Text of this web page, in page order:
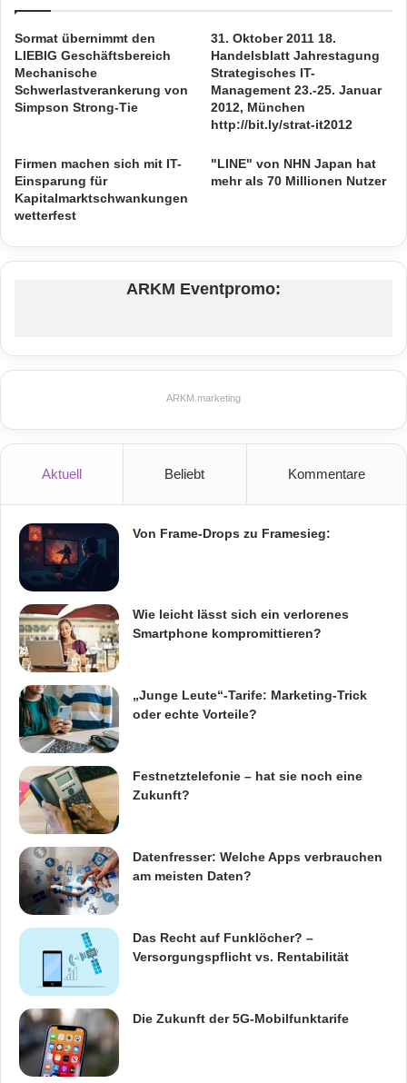
Cyberattacken Cybersicherheitsexperten
Cybersicherheitstraining Einsteiger
Grundlagen Internet Security
SANS Institute Schulung Training
d
e
r
n
i
n
n
F
e
r
e
e
l
d
P
g
m
m
e
r
e
b
e
c
h
:
I
T
-
c
h
e
r
h
e
U
n
r
m
e
e
g
n
n
b
e
m
A
n
e
n
d
r
Sormat übernimmt den
LIEBIG Geschäftsbereich
Mechanische
Schwerlastverankerung von
Simpson Strong-Tie
31. Oktober 2011 18.
Handelsblatt Jahrestagung
Strategisches IT-
Management 23.-25. Januar
2012, München
http://bit.ly/strat-it2012
Firmen machen sich mit IT-
Einsparung für
Kapitalmarktschwankungen
wetterfest
"LINE" von NHN Japan hat
mehr als 70 Millionen Nutzer
ARKM Eventpromo:
ARKM.marketing
Aktuell Beliebt Kommentare
Von Frame-Drops zu Framesieg:
Wie leicht lässt sich ein verlorenes
Smartphone kompromittieren?
„Junge Leute“-Tarife: Marketing-Trick
oder echte Vorteile?
Festnetztelefonie – hat sie noch eine
Zukunft?
Datenfresser: Welche Apps verbrauchen
am meisten Daten?
Das Recht auf Funklöcher? –
Versorgungspflicht vs. Rentabilität
Die Zukunft der 5G-Mobilfunktarife